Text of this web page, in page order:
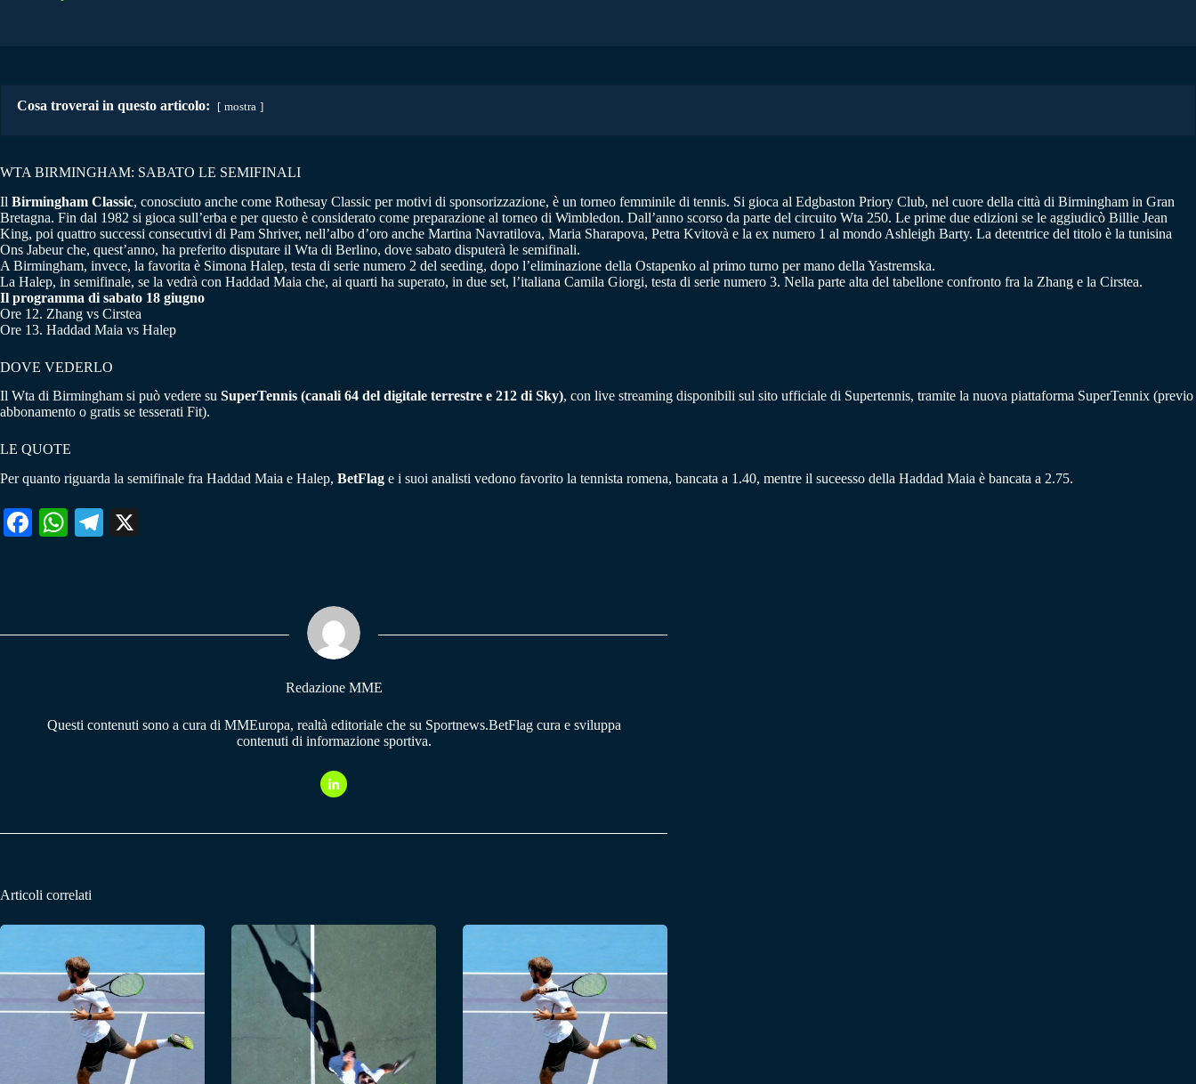
Cosa troverai in questo articolo: mostra
WTA BIRMINGHAM: SABATO LE SEMIFINALI
Il Birmingham Classic, conosciuto anche come Rothesay Classic per motivi di sponsorizzazione, è un torneo femminile di tennis. Si gioca al Edgbaston Priory Club, nel cuore della città di Birmingham in Gran
Bretagna. Fin dal 1982 si gioca sull’erba e per questo è considerato come preparazione al torneo di Wimbledon. Dall’anno scorso da parte del circuito Wta 250. Le prime due edizioni se le aggiudicò Billie Jean
King, poi quattro successi consecutivi di Pam Shriver, nell’albo d’oro anche Martina Navratilova, Maria Sharapova, Petra Kvitovà e la ex numero 1 al mondo Ashleigh Barty. La detentrice del titolo è la tunisina
Ons Jabeur che, quest’anno, ha preferito disputare il Wta di Berlino, dove sabato disputerà le semifinali.
A Birmingham, invece, la favorita è Simona Halep, testa di serie numero 2 del seeding, dopo l’eliminazione della Ostapenko al primo turno per mano della Yastremska.
La Halep, in semifinale, se la vedrà con Haddad Maia che, ai quarti ha superato, in due set, l’italiana Camila Giorgi, testa di serie numero 3. Nella parte alta del tabellone confronto fra la Zhang e la Cirstea.
Il programma di sabato 18 giugno
Ore 12. Zhang vs Cirstea
Ore 13. Haddad Maia vs Halep
DOVE VEDERLO
Il Wta di Birmingham si può vedere su SuperTennis (canali 64 del digitale terrestre e 212 di Sky), con live streaming disponibili sul sito ufficiale di Supertennis, tramite la nuova piattaforma SuperTennix (previo
abbonamento o gratis se tesserati Fit).
LE QUOTE
Per quanto riguarda la semifinale fra Haddad Maia e Halep, BetFlag e i suoi analisti vedono favorito la tennista romena, bancata a 1.40, mentre il suceesso della Haddad Maia è bancata a 2.75.
Fa W
pp
Te
m
Redazione MME
Questi contenuti sono a cura di MMEuropa, realtà editoriale che su Sportnews.BetFlag cura e sviluppa
contenuti di informazione sportiva.
Articoli correlati